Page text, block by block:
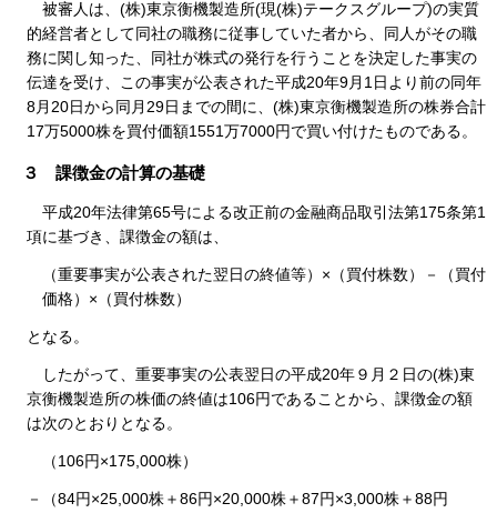
被審人は、(株)東京衡機製造所(現(株)テークスグループ)の実質
的経営者として同社の職務に従事していた者から、同人がその職
務に関し知った、同社が株式の発行を行うことを決定した事実の
伝達を受け、この事実が公表された平成20年9月1日より前の同年
8月20日から同月29日までの間に、(株)東京衡機製造所の株券合計
17万5000株を買付価額1551万7000円で買い付けたものである。
３ 課徴金の計算の基礎
平成20年法律第65号による改正前の金融商品取引法第175条第1
項に基づき、課徴金の額は、
（重要事実が公表された翌日の終値等）×（買付株数）－（買付
価格）×（買付株数）
となる。
したがって、重要事実の公表翌日の平成20年９月２日の(株)東
京衡機製造所の株価の終値は106円であることから、課徴金の額
は次のとおりとなる。
（106円×175,000株）
－（84円×25,000株＋86円×20,000株＋87円×3,000株＋88円